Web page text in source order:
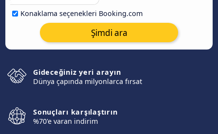
Konaklama seçenekleri Booking.com
Şimdi ara
Gideceğiniz yeri arayın
Dünya çapında milyonlarca fırsat
Sonuçları karşılaştırın
%70'e varan indirim